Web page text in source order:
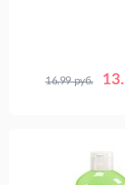
16.99 руб.